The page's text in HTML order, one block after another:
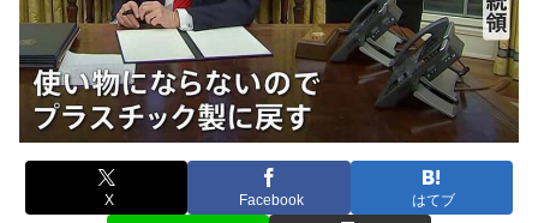
X Facebook はてブ